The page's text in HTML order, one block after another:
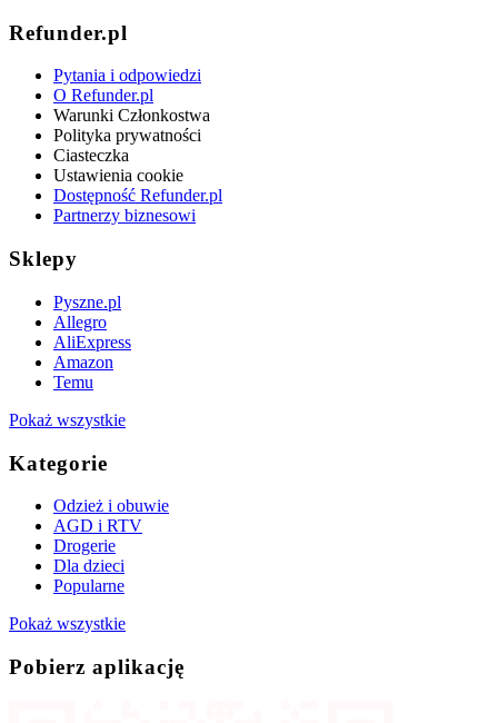
Refunder.pl
Pytania i odpowiedzi
O Refunder.pl
Warunki Członkostwa
Polityka prywatności
Ciasteczka
Ustawienia cookie
Dostępność Refunder.pl
Partnerzy biznesowi
Sklepy
Pyszne.pl
Allegro
AliExpress
Amazon
Temu
Pokaż wszystkie
Kategorie
Odzież i obuwie
AGD i RTV
Drogerie
Dla dzieci
Popularne
Pokaż wszystkie
Pobierz aplikację